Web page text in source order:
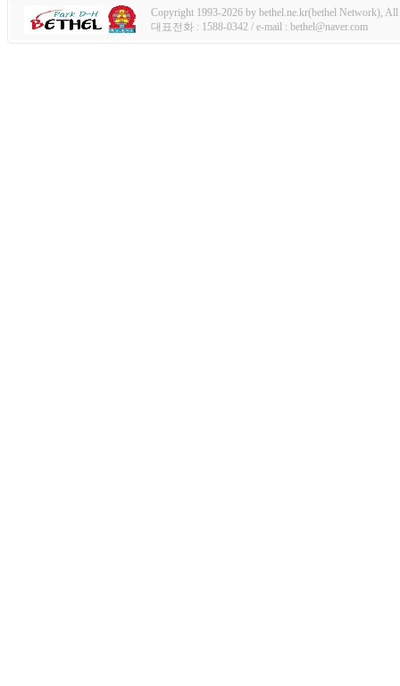
Copyright 1993-2026 by bethel.ne.kr(bethel Network), All
대표전화 : 1588-0342 / e-mail : bethel@naver.com